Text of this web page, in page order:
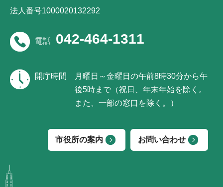
法人番号1000020132292
電話 042-464-1311
開庁時間
月曜日～金曜日の午前8時30分から午
後5時まで（祝日、年末年始を除く。
また、一部の窓口を除く。）
市役所の案内 お問い合わせ